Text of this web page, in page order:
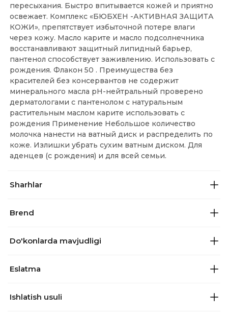
пересыхания. Быстро впитывается кожей и приятно
освежает. Комплекс «БЮБХЕН -АКТИВНАЯ ЗАЩИТА
КОЖИ», препятствует избыточной потере влаги
через кожу. Масло карите и масло подсолнечника
восстанавливают защитный липидный барьер,
пантенол способствует заживлению. Использовать с
рождения. Флакон 50 . Преимущества без
красителей без консервантов не содержит
минерального масла pH-нейтральный проверено
дерматологами с пантенолом с натуральным
растительным маслом карите использовать с
рождения Применение Небольшое количество
молочка нанести на ватный диск и распределить по
коже. Излишки убрать сухим ватным диском. Для
аденцев (с рождения) и для всей семьи.
Sharhlar
Brend
Do'konlarda mavjudligi
Eslatma
Ishlatish usuli